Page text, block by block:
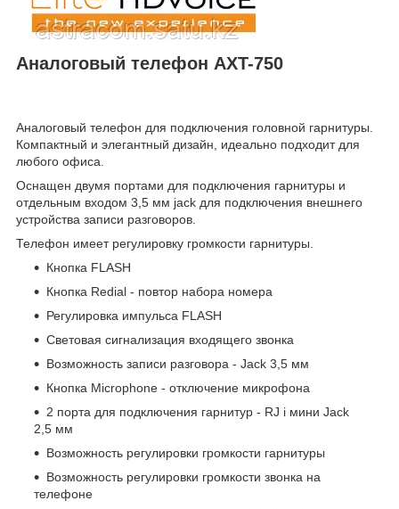
Аналоговый телефон AXT-750
Аналоговый телефон для подключения головной гарнитуры.
Компактный и элегантный дизайн, идеально подходит для
любого офиса.
Оснащен двумя портами для подключения гарнитуры и
отдельным входом 3,5 мм jack для подключения внешнего
устройства записи разговоров.
Телефон имеет регулировку громкости гарнитуры.
Кнопка FLASH
Кнопка Redial - повтор набора номера
Регулировка импульса FLASH
Световая сигнализация входящего звонка
Возможность записи разговора - Jack 3,5 мм
Кнопка Microphone - отключение микрофона
2 порта для подключения гарнитур - RJ i мини Jack
2,5 мм
Возможность регулировки громкости гарнитуры
Возможность регулировки громкости звонка на
телефоне